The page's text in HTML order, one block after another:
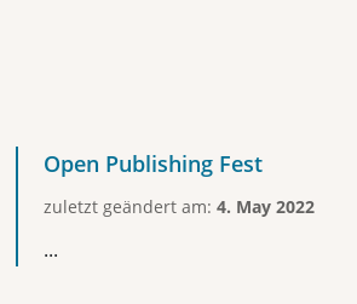
Open Publishing Fest
zuletzt geändert am: 4. May 2022
...